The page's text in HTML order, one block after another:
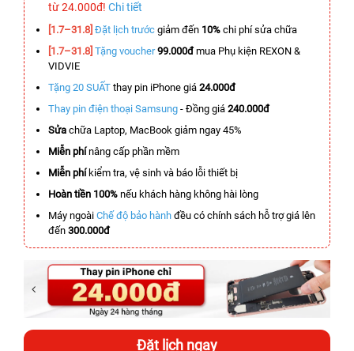
từ 24.000đ! Chi tiết
[1.7–31.8] Đặt lịch trước giảm đến 10% chi phí sửa chữa
[1.7–31.8] Tặng voucher 99.000đmua Phụ kiện REXON &
VIDVIE
Tặng 20 SUẤT thay pin iPhone giá 24.000đ
Thay pin điện thoại Samsung - Đồng giá 240.000đ
Sửa chữa Laptop, MacBook giảm ngay 45%
Miễn phínâng cấp phần mềm
Miễn phíkiểm tra, vệ sinh và báo lỗi thiết bị
Hoàn tiền 100% nếu khách hàng không hài lòng
Máy ngoài Chế độ bảo hành đều có chính sách hỗ trợ giá lên
đến 300.000đ
Đặt lịch ngay